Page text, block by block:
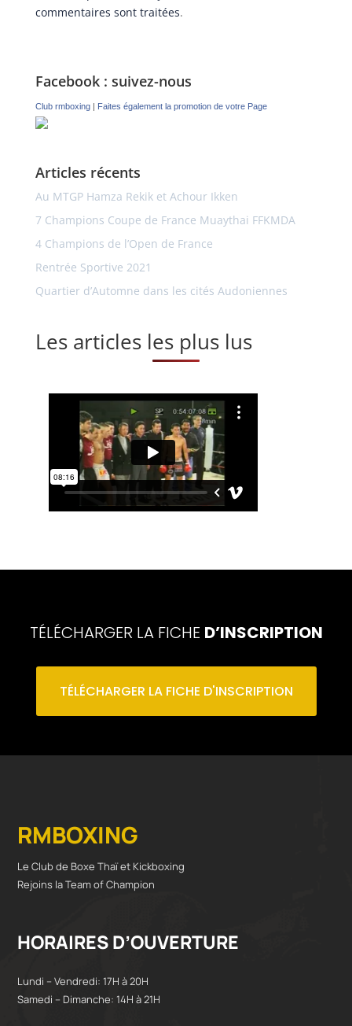
commentaires sont traitées.
Facebook : suivez-nous
Club rmboxing| Faites également la promotion de votre Page
Articles récents
Au MTGP Hamza Rekik et Achour Ikken
7 Champions Coupe de France Muaythai FFKMDA
4 Champions de l’Open de France
Rentrée Sportive 2021
Quartier d’Automne dans les cités Audoniennes
Les articles les plus lus
TÉLÉCHARGER LA FICHE D’INSCRIPTION
TÉLÉCHARGER LA FICHE D'INSCRIPTION
RMBOXING
Le Club de Boxe Thaï et Kickboxing
Rejoins la Team of Champion
HORAIRES D’OUVERTURE
Lundi – Vendredi: 17H à 20H
Samedi – Dimanche: 14H à 21H